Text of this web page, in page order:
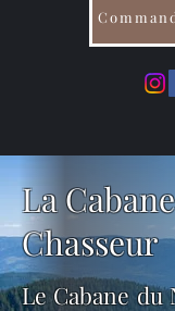
La
Chasseur
Le Cabane du